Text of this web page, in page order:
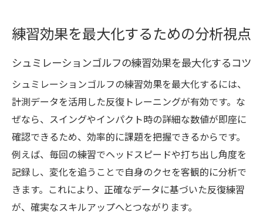
練習効果を最大化するための分析視点
シュミレーションゴルフの練習効果を最大化するコツ
シュミレーションゴルフの練習効果を最大化するには、
計測データを活用した反復トレーニングが有効です。な
ぜなら、スイングやインパクト時の詳細な数値が即座に
確認できるため、効率的に課題を把握できるからです。
例えば、毎回の練習でヘッドスピードや打ち出し角度を
記録し、変化を追うことで自身のクセを客観的に分析で
きます。これにより、正確なデータに基づいた反復練習
が、確実なスキルアップへとつながります。